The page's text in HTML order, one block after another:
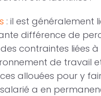
: il est généralement
différence de
des contraintes liées à
de travail
allouées pour y
salarié a en